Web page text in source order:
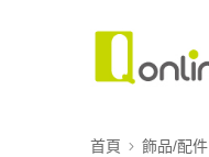
首頁 飾品/配件